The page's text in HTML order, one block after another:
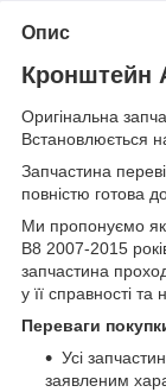
Опис
Кронштейн
Оригінальна
Встановлюється
Запчастина
повністю готова
Ми пропонуємо
B8 2007-2015
запчастина
у її справності та
Переваги
Усі
заявленим